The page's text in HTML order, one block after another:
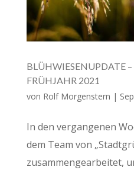
BLÜHWIESENUPDATE
FRÜHJAHR 2021
von Rolf Morgenstern |
In den vergangenen
dem Team von
zusammengearbeitet,